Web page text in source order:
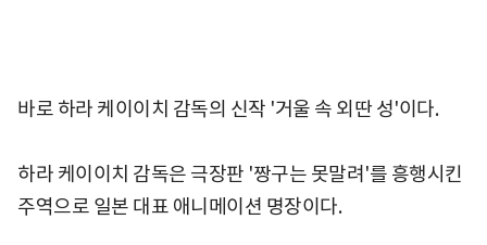
바로 하라 케이이치 감독의 신작 '거울 속 외딴 성'이다.
하라 케이이치 감독은 극장판 '짱구는 못말려'를 흥행시킨
주역으로 일본 대표 애니메이션 명장이다.